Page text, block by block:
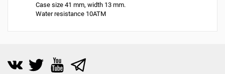
Case size 41 mm, width 13 mm.
Water resistance 10ATM